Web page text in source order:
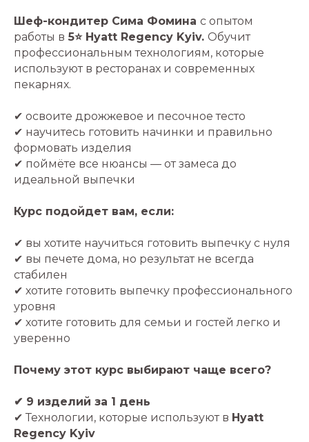
Шеф-кондитер Сима Фомина с опытом
работы в 5⭐ Hyatt Regency Kyiv. Обучит
профессиональным технологиям, которые
используют в ресторанах и современных
пекарнях.
✔ освоите дрожжевое и песочное тесто
✔ научитесь готовить начинки и правильно
формовать изделия
✔ поймёте все нюансы — от замеса до
идеальной выпечки
Курс подойдет вам, если:
✔ вы хотите научиться готовить выпечку с нуля
✔ вы печете дома, но результат не всегда
стабилен
✔ хотите готовить выпечку профессионального
уровня
✔ хотите готовить для семьи и гостей легко и
уверенно
Почему этот курс выбирают чаще всего?
✔ 9 изделий за 1 день
✔ Технологии, которые используют в Hyatt
Regency Kyiv